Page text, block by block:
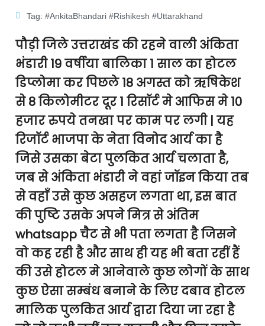
Tag: #AnkitaBhandari #Rishikesh #Uttarakhand
पौड़ी जिले उत्तराखंड की रहने वाली अंकिता
भंडारी 19 वर्षीया बालिका 1 साल का होटल
डिप्लोमा कर पिछले 18 अगस्त को ऋषिकेश
से 8 किलोमीटर दूर 1 रिसॉर्ट मे आफिस मे 10
हजार रुपये तनखा पर काम पर लगी | यह
रिजॉर्ट भाजपा के नेता विनोद आर्य का है
जिसे उसका बेटा पुलकित आर्य चलाता है,
जब से अंकिता भंडारी ने वहां जॉइन किया तब
से वहाँ उसे कुछ असहज लगता था, इस बात
की पुष्टि उसके अपने मित्र से अंतिम
whatsapp चैट से भी पता लगता है जिसने
वो कह रही है और साथ ही यह भी बता रहीं हैं
की उसे होटल मे आनेवाले कुछ लोगों के साथ
कुछ ऐसा सम्बंध बनाने के लिए दबाव होटल
मालिक पुलकित आर्य द्वारा दिया जा रहा है